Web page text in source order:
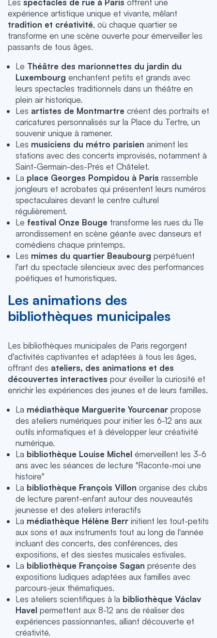
Les spectacles de rue à Paris offrent une
expérience artistique unique et vivante, mêlant
tradition et créativité, où chaque quartier se
transforme en une scène ouverte pour émerveiller les
passants de tous âges.
Le Théâtre des marionnettes du jardin du
Luxembourg enchantent petits et grands avec
leurs spectacles traditionnels dans un théâtre en
plein air historique.
Les artistes de Montmartre créent des portraits et
caricatures personnalisés sur la Place du Tertre, un
souvenir unique à ramener.
Les musiciens du métro parisien animent les
stations avec des concerts improvisés, notamment à
Saint-Germain-des-Prés et Châtelet.
La place Georges Pompidou à Paris rassemble
jongleurs et acrobates qui présentent leurs numéros
spectaculaires devant le centre culturel
régulièrement.
Le festival Onze Bouge transforme les rues du 11e
arrondissement en scène géante avec danseurs et
comédiens chaque printemps.
Les mimes du quartier Beaubourg perpétuent
l'art du spectacle silencieux avec des performances
poétiques et humoristiques.
Les animations des
bibliothèques municipales
Les bibliothèques municipales de Paris regorgent
d'activités captivantes et adaptées à tous les âges,
offrant des ateliers, des animations et des
découvertes interactives pour éveiller la curiosité et
enrichir les expériences des jeunes et de leurs familles.
La médiathèque Marguerite Yourcenar propose
des ateliers numériques pour initier les 6-12 ans aux
outils informatiques et à développer leur créativité
numérique.
La bibliothèque Louise Michel émerveillent les 3-6
ans avec les séances de lecture "Raconte-moi une
histoire"
La bibliothèque François Villon organise des clubs
de lecture parent-enfant autour des nouveautés
jeunesse et des ateliers interactifs
La médiathèque Hélène Berr initient les tout-petits
aux sons et aux instruments tout au long de l'année
incluant des concerts, des conférences, des
expositions, et des siestes musicales estivales.
La bibliothèque Françoise Sagan présente des
expositions ludiques adaptées aux familles avec
parcours-jeux thématiques.
Les ateliers scientifiques à la bibliothèque Václav
Havel permettent aux 8-12 ans de réaliser des
expériences passionnantes, alliant découverte et
créativité.